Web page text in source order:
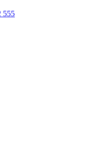
555